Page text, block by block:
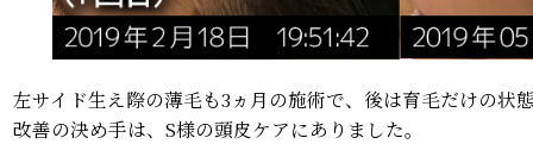
左サイド生え際の薄毛も3ヵ月の施術で、後は育毛だけの状
改善の決め手は、S様の頭皮ケアにありました。